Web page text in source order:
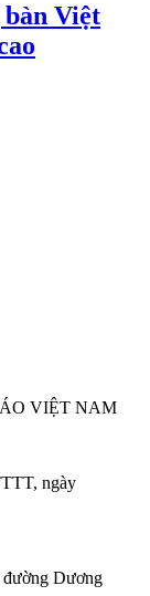
bàn Việt
VIỆT NAM
ngày
Dương